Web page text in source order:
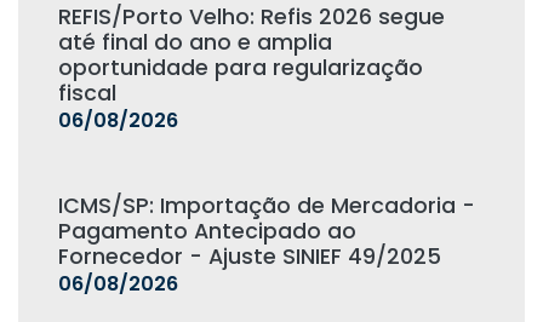
REFIS/Porto Velho: Refis 2026 segue
até final do ano e amplia
oportunidade para regularização
fiscal
06/08/2026
ICMS/SP: Importação de Mercadoria -
Pagamento Antecipado ao
Fornecedor - Ajuste SINIEF 49/2025
06/08/2026